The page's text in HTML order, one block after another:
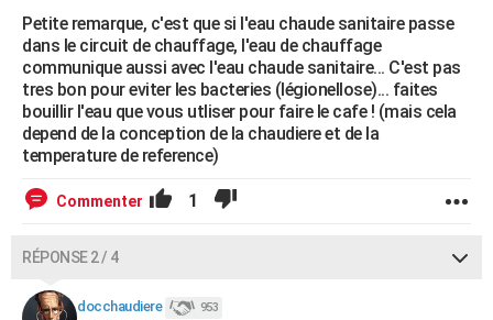
Petite remarque, c'est que si l'eau chaude sanitaire passe
dans le circuit de chauffage, l'eau de chauffage
communique aussi avec l'eau chaude sanitaire... C'est pas
tres bon pour eviter les bacteries (légionellose)... faites
bouillir l'eau que vous utliser pour faire le cafe ! (mais cela
depend de la conception de la chaudiere et de la
temperature de reference)
Commenter 1
RÉPONSE 2 / 4
docchaudiere 953